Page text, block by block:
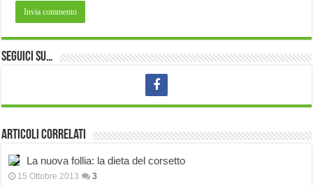
Seguici su…
Articoli correlati
La nuova follia: la dieta del corsetto
15 Ottobre 2013 3